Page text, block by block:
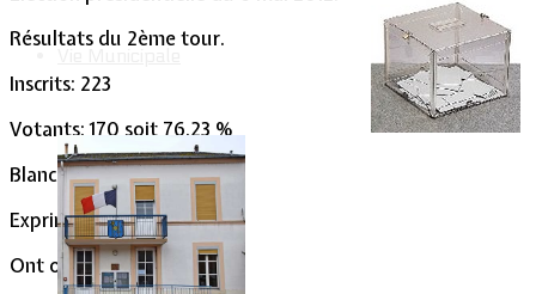
Résultats du 2ème tour.
Inscrits: 223
Votants: 170 soit 76.23 %
Blancs/nuls: 12
Exprimés: 158
Ont obtenu :